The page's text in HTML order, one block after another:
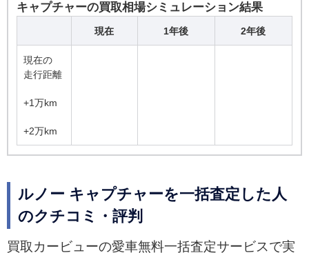
キャプチャーの買取相場シミュレーション結果
現在 1年後 2年後
現在の
走行距離
+1万km
+2万km
ルノー キャプチャーを一括査定した人
のクチコミ・評判
買取カービューの愛車無料一括査定サービスで実